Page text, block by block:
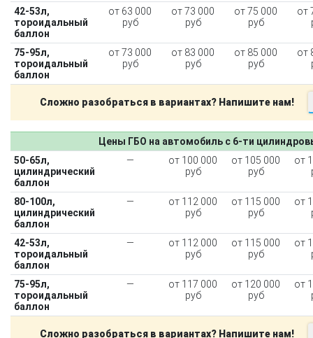
42-53л,
тороидальный
баллон
от 63 000
руб
от 73 000
руб
от 75 000
руб
от
75-95л,
тороидальный
баллон
от 73 000
руб
от 83 000
руб
от 85 000
руб
от
Сложно разобраться в вариантах? Напишите нам!
Цены ГБО на автомобиль с 6-ти
50-65л,
цилиндрический
баллон
—
от 100 000
руб
от 105 000
руб
от
80-100л,
цилиндрический
баллон
—
от 112 000
руб
от 115 000
руб
от
42-53л,
тороидальный
баллон
—
от 112 000
руб
от 115 000
руб
от
75-95л,
тороидальный
баллон
—
от 117 000
руб
от 120 000
руб
от
Сложно разобраться в вариантах? Напишите нам!